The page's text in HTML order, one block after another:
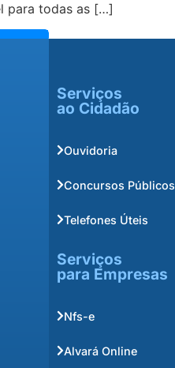
para todas as […]
Serviços
ao Cidadão
Ouvidoria
Concursos Públicos
Telefones Úteis
Serviços
para Empresas
Nfs-e
Alvará Online